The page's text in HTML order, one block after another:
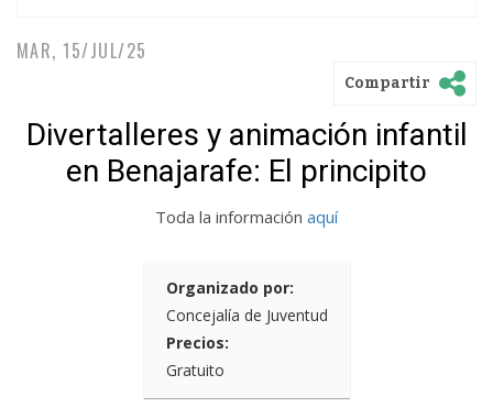
MAR, 15/JUL/25
Compartir
Divertalleres y animación infantil
en Benajarafe: El principito
Toda la información aquí
Organizado por:
Concejalía de Juventud
Precios:
Gratuito